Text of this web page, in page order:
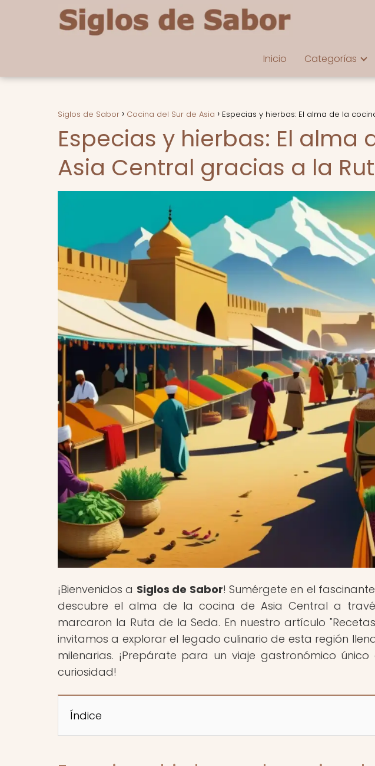
Inicio Categorías
Siglos de Sabor Cocina del Sur de Asia Especias y hierbas: El alma de la
Especias y hierbas: El alma
Asia Central gracias a la
¡Bienvenidos a Siglos de Sabor! Sumérgete en el
descubre el alma de la cocina de Asia Central a
marcaron la Ruta de la Seda. En nuestro artículo
invitamos a explorar el legado culinario de esta región
milenarias. ¡Prepárate para un viaje gastronómico
curiosidad!
Índice